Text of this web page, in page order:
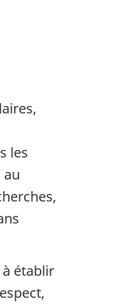
les
au
établir